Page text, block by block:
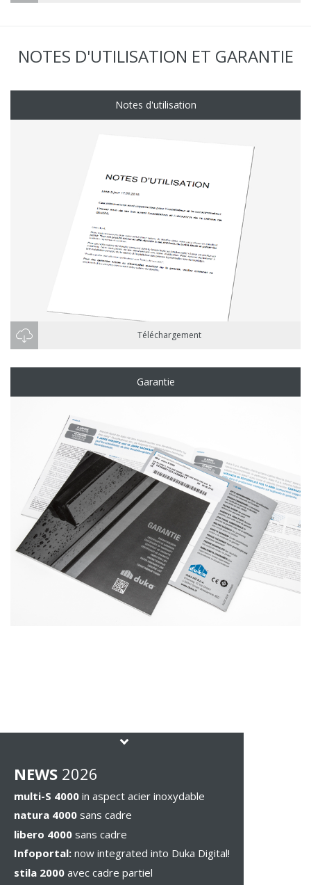
NOTES D'UTILISATION ET GARANTIE
Notes d'utilisation
Téléchargement
Garantie
NEWS 2026
multi-S 4000 in aspect acier inoxydable
natura 4000 sans cadre
libero 4000 sans cadre
Infoportal: now integrated into Duka Digital!
stila 2000 avec cadre partiel